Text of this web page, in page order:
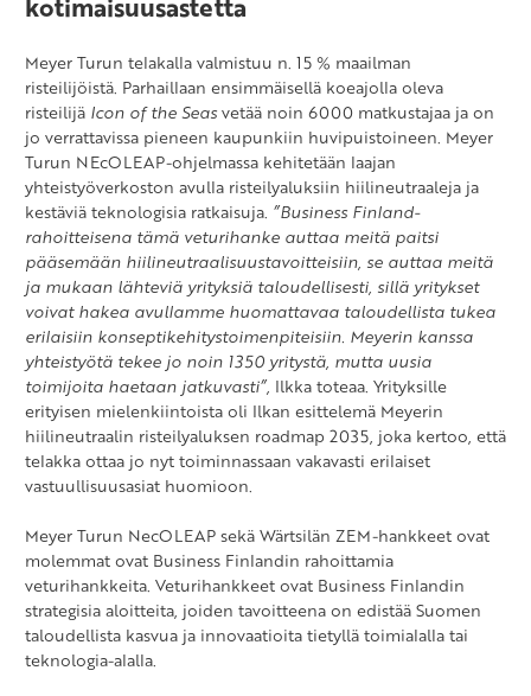
Meyer Turun telakalla valmistuu n. 15 % maailman
risteilijöistä. Parhaillaan ensimmäisellä koeajolla oleva
risteilijä Icon of the Seasvetää noin 6000 matkustajaa ja on
jo verrattavissa pieneen kaupunkiin huvipuistoineen. Meyer
Turun NEcOLEAP-ohjelmassa kehitetään laajan
yhteistyöverkoston avulla risteilyaluksiin hiilineutraaleja ja
kestäviä teknologisia ratkaisuja. ”Business Finland-
rahoitteisena tämä veturihanke auttaa meitä paitsi
pääsemään hiilineutraalisuustavoitteisiin, se auttaa meitä
ja mukaan lähteviä yrityksiä taloudellisesti, sillä yritykset
voivat hakea avullamme huomattavaa taloudellista tukea
erilaisiin konseptikehitystoimenpiteisiin. Meyerin kanssa
yhteistyötä tekee jo noin 1350 yritystä, mutta uusia
toimijoita haetaan jatkuvasti”, Ilkka toteaa. Yrityksille
erityisen mielenkiintoista oli Ilkan esittelemä Meyerin
hiilineutraalin risteilyaluksen roadmap 2035, joka kertoo, että
telakka ottaa jo nyt toiminnassaan vakavasti erilaiset
vastuullisuusasiat huomioon.
Meyer Turun NecOLEAP sekä Wärtsilän ZEM-hankkeet ovat
molemmat ovat Business Finlandin rahoittamia
veturihankkeita. Veturihankkeet ovat Business Finlandin
strategisia aloitteita, joiden tavoitteena on edistää Suomen
taloudellista kasvua ja innovaatioita tietyllä toimialalla tai
teknologia-alalla.